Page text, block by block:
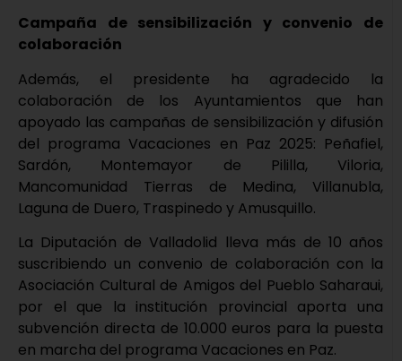
Campaña de sensibilización y convenio de
colaboración
Además, el presidente ha agradecido la
colaboración de los Ayuntamientos que han
apoyado las campañas de sensibilización y difusión
del programa Vacaciones en Paz 2025: Peñafiel,
Sardón, Montemayor de Pililla, Viloria,
Mancomunidad Tierras de Medina, Villanubla,
Laguna de Duero, Traspinedo y Amusquillo.
La Diputación de Valladolid lleva más de 10 años
suscribiendo un convenio de colaboración con la
Asociación Cultural de Amigos del Pueblo Saharaui,
por el que la institución provincial aporta una
subvención directa de 10.000 euros para la puesta
en marcha del programa Vacaciones en Paz.